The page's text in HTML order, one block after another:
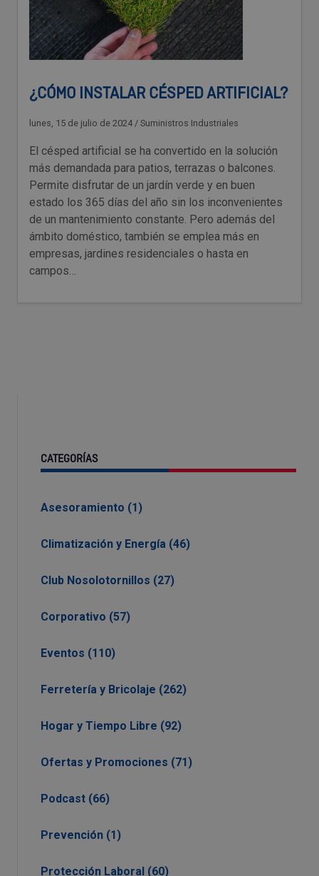
¿CÓMO INSTALAR CÉSPED ARTIFICIAL?
lunes, 15 de julio de 2024 / Suministros Industriales
El césped artificial se ha convertido en la solución
más demandada para patios, terrazas o balcones.
Permite disfrutar de un jardín verde y en buen
estado los 365 días del año sin los inconvenientes
de un mantenimiento constante. Pero además del
ámbito doméstico, también se emplea más en
empresas, jardines residenciales o hasta en
campos…
CATEGORÍAS
Asesoramiento (1)
Climatización y Energía (46)
Club Nosolotornillos (27)
Corporativo (57)
Eventos (110)
Ferretería y Bricolaje (262)
Hogar y Tiempo Libre (92)
Ofertas y Promociones (71)
Podcast (66)
Prevención (1)
Protección Laboral (60)